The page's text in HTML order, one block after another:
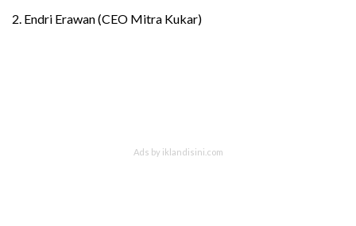
2. Endri Erawan (CEO Mitra Kukar)